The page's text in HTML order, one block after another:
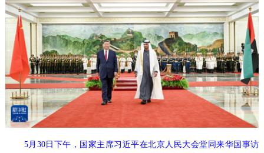
5月30日下午，国家主席习近平在北京人民大会堂同来华国事访